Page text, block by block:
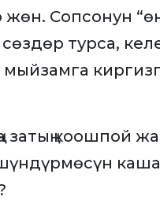
Сопсонун
турса,
затың коошпой